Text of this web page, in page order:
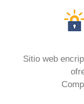
Sitio web